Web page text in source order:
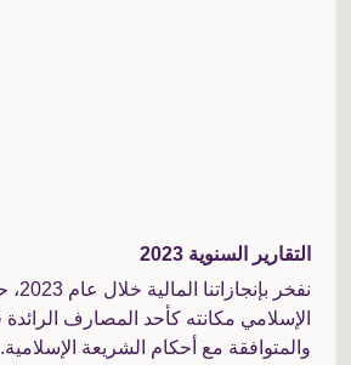
التقارير السنوية 2023
نفخر
الإسلامي مكانته كأحد المصارف
والمتوافقة مع أحكام الشريعة الإسلامية.